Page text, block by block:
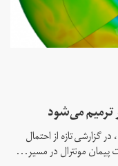
گزارشی تازه از احتمال